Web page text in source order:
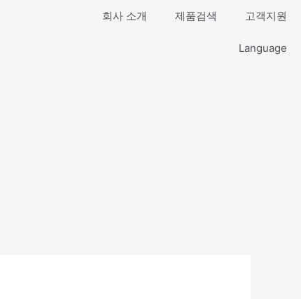
회사 소개 제품검색 고객지원
Language